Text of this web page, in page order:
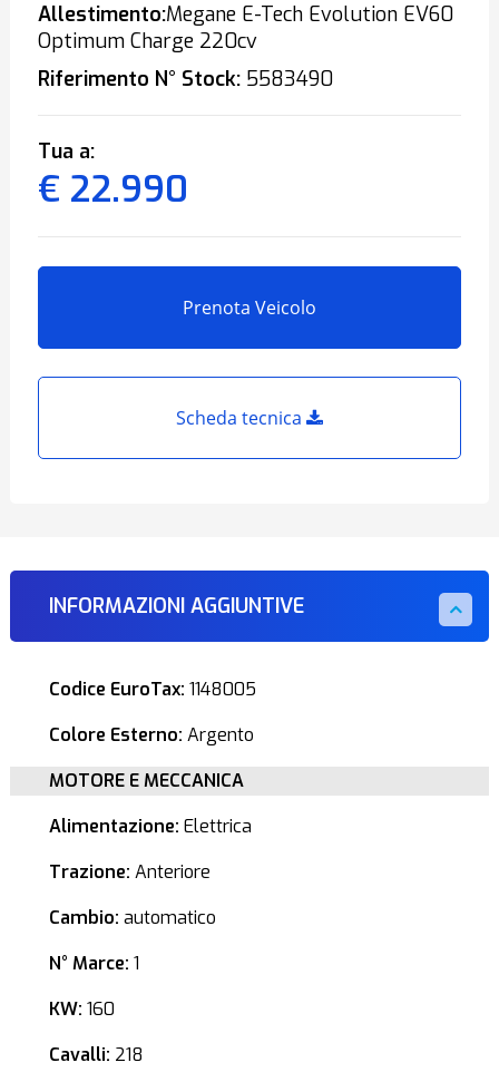
Allestimento:Megane E-Tech Evolution EV60
Optimum Charge 220cv
Riferimento N° Stock:5583490
Tua a:
€ 22.990
Prenota Veicolo
Scheda tecnica
INFORMAZIONI AGGIUNTIVE
Codice EuroTax: 1148005
Colore Esterno: Argento
MOTORE E MECCANICA
Alimentazione: Elettrica
Trazione: Anteriore
Cambio: automatico
N° Marce: 1
KW: 160
Cavalli: 218